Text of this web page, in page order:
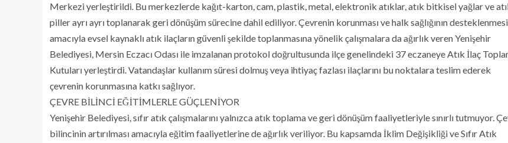
Merkezi yerleştirildi. Bu merkezlerde kağıt-karton, cam, plastik, metal, elektronik atıklar, atık bitkisel yağlar ve
piller ayrı ayrı toplanarak geri dönüşüm sürecine dahil ediliyor. Çevrenin korunması ve halk sağlığının desteklenmesi
amacıyla evsel kaynaklı atık ilaçların güvenli şekilde toplanmasına yönelik çalışmalara da ağırlık veren Yenişehir
Belediyesi, Mersin Eczacı Odası ile imzalanan protokol doğrultusunda ilçe genelindeki 37 eczaneye Atık İlaç
Kutuları yerleştirdi. Vatandaşlar kullanım süresi dolmuş veya ihtiyaç fazlası ilaçlarını bu noktalara teslim ederek
çevrenin korunmasına katkı sağlıyor.
ÇEVRE BİLİNCİ EĞİTİMLERLE GÜÇLENİYOR
Yenişehir Belediyesi, sıfır atık çalışmalarını yalnızca atık toplama ve geri dönüşüm faaliyetleriyle sınırlı tutmuyor.
bilincinin artırılması amacıyla eğitim faaliyetlerine de ağırlık veriliyor. Bu kapsamda İklim Değişikliği ve Sıfır Atık